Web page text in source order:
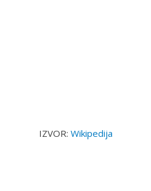
IZVOR: Wikipedija